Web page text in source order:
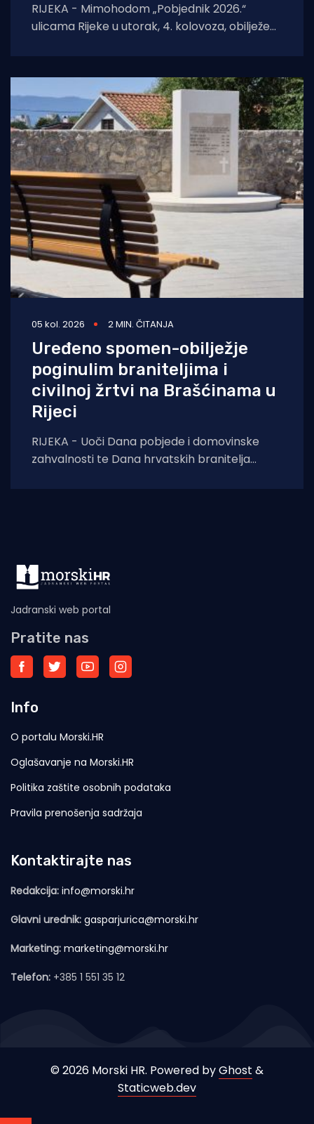
RIJEKA - Mimohodom „Pobjednik 2026.“
ulicama Rijeke u utorak, 4. kolovoza, obilježeni
05 kol. 2026 2 MIN. ČITANJA
Uređeno spomen-obilježje
poginulim braniteljima i
civilnoj žrtvi na Brašćinama u
Rijeci
RIJEKA - Uoči Dana pobjede i domovinske
zahvalnosti te Dana hrvatskih branitelja
Jadranski web portal
Pratite nas
Info
O portalu Morski.HR
Oglašavanje na Morski.HR
Politika zaštite osobnih podataka
Pravila prenošenja sadržaja
Kontaktirajte nas
Redakcija: info@morski.hr
Glavni urednik: gasparjurica@morski.hr
Marketing: marketing@morski.hr
Telefon: +385 1 551 35 12
© 2026 Morski HR. Powered byGhost &
Staticweb.dev